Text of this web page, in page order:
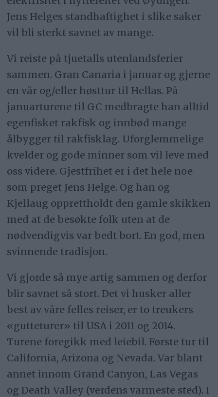
Jens Helges standhaftighet i slike saker
vil bli sterkt savnet av mange.
Vi reiste på tjuetalls utenlandsferier
sammen. Gran Canaria i januar og gjerne
en vår og/eller høsttur til Hellas. På
januarturene til GC medbragte han alltid
egenfisket rakfisk og innbød mange
ålbygger til rakfisklag. Uforglemmelige
kvelder og gode minner som vil leve med
oss videre. Gjestfrihet er i det hele noe
som preget Jens Helge. Og han og
Kjellaug opprettholdt den gamle skikken
med at de besøkte folk uten at de
nødvendigvis var bedt bort. En god, men
svinnende tradisjon.
Vi gjorde så mye artig sammen og derfor
blir savnet så stort. Det vi husker aller
best av våre felles reiser, er to treukers
«gutteturer» til USA i 2011 og 2014.
Turene foregikk med leiebil. Første tur til
California, Arizona og Nevada. Var blant
annet innom Grand Canyon, Las Vegas
og Death Valley (verdens varmeste sted). I